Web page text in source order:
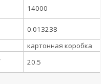
14000
0.013238
картонная коробка
20.5